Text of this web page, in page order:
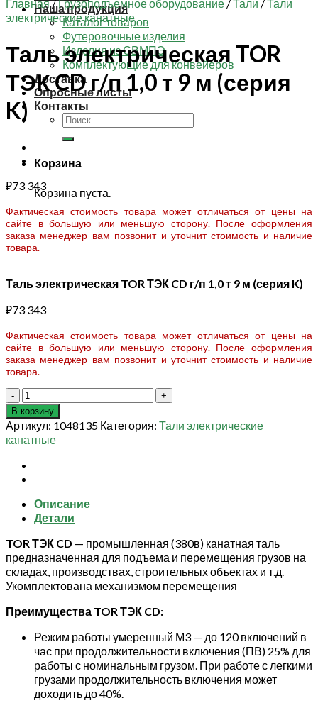
Наша продукция
Каталог товаров
Футеровочные изделия
Изделия из СВМПЭ
Комплектующие для конвейеров
Доставка
Опросные листы
Контакты
Искать:
Корзина
Корзина пуста.
Главная/Грузоподъемное оборудование /Тали /Тали
электрические канатные
Таль электрическая TOR
ТЭК CD г/п 1,0 т 9 м (серия
K)
₽73 343
Фактическая стоимость товара может отличаться от цены на
сайте в большую или меньшую сторону. После оформления
заказа менеджер вам позвонит и уточнит стоимость и наличие
товара.
Таль электрическая TOR ТЭК CD г/п 1,0 т 9 м (серия K)
₽73 343
Фактическая стоимость товара может отличаться от цены на
сайте в большую или меньшую сторону. После оформления
заказа менеджер вам позвонит и уточнит стоимость и наличие
товара.
Количество
товара
Таль
электрическая
TOR
ТЭК
CD
п
1,0
9
м
(серия
K)
В корзину
Артикул: 1048135 Категория: Тали электрические
канатные
Описание
Детали
TOR ТЭК CD — промышленная (380в) канатная таль
предназначенная для подъема и перемещения грузов на
складах, производствах, строительных объектах и т.д.
Укомплектована механизмом перемещения
Преимущества TOR ТЭК CD:
Режим работы умеренный М3 — до 120 включений в
час при продолжительности включения (ПВ) 25% для
работы с номинальным грузом. При работе с легкими
грузами продолжительность включения может
доходить до 40%.